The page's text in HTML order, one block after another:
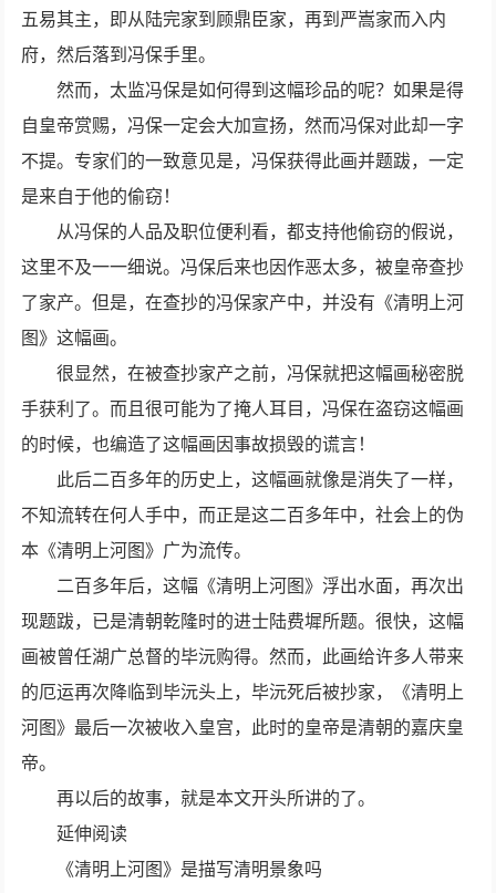
五易其主，即从陆完家到顾鼎臣家，再到严嵩家而入内
府，然后落到冯保手里。
然而，太监冯保是如何得到这幅珍品的呢？如果是得
自皇帝赏赐，冯保一定会大加宣扬，然而冯保对此却一字
不提。专家们的一致意见是，冯保获得此画并题跋，一定
是来自于他的偷窃！
从冯保的人品及职位便利看，都支持他偷窃的假说，
这里不及一一细说。冯保后来也因作恶太多，被皇帝查抄
了家产。但是，在查抄的冯保家产中，并没有《清明上河
图》这幅画。
很显然，在被查抄家产之前，冯保就把这幅画秘密脱
手获利了。而且很可能为了掩人耳目，冯保在盗窃这幅画
的时候，也编造了这幅画因事故损毁的谎言！
此后二百多年的历史上，这幅画就像是消失了一样，
不知流转在何人手中，而正是这二百多年中，社会上的伪
本《清明上河图》广为流传。
二百多年后，这幅《清明上河图》浮出水面，再次出
现题跋，已是清朝乾隆时的进士陆费墀所题。很快，这幅
画被曾任湖广总督的毕沅购得。然而，此画给许多人带来
的厄运再次降临到毕沅头上，毕沅死后被抄家，《清明上
河图》最后一次被收入皇宫，此时的皇帝是清朝的嘉庆皇
帝。
再以后的故事，就是本文开头所讲的了。
延伸阅读
《清明上河图》是描写清明景象吗